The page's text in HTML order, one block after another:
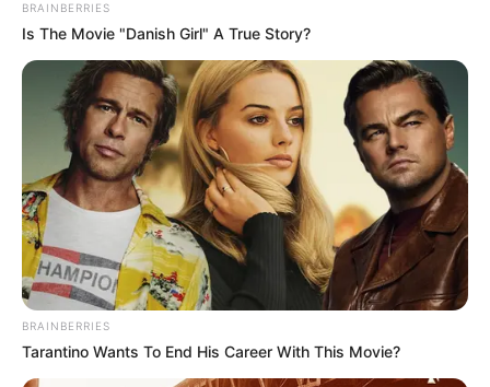
26 Januari1998
Umur:
28 Tahun
Profesi:
Aktor Penyanyi
Edit
Sebagai aktor cilik, Chan masuk di dunia hiburan lebih dulu
dibandingkan member lainnya. Ia tampil sebagai model video
musik berjudul
Ballons
(2006) milik penyanyi grup TVXQ!
BRAINBERRIES
Is The Movie "Danish Girl" A True Story?
BRAINBERRIES
Tarantino Wants To End His Career With This Movie?